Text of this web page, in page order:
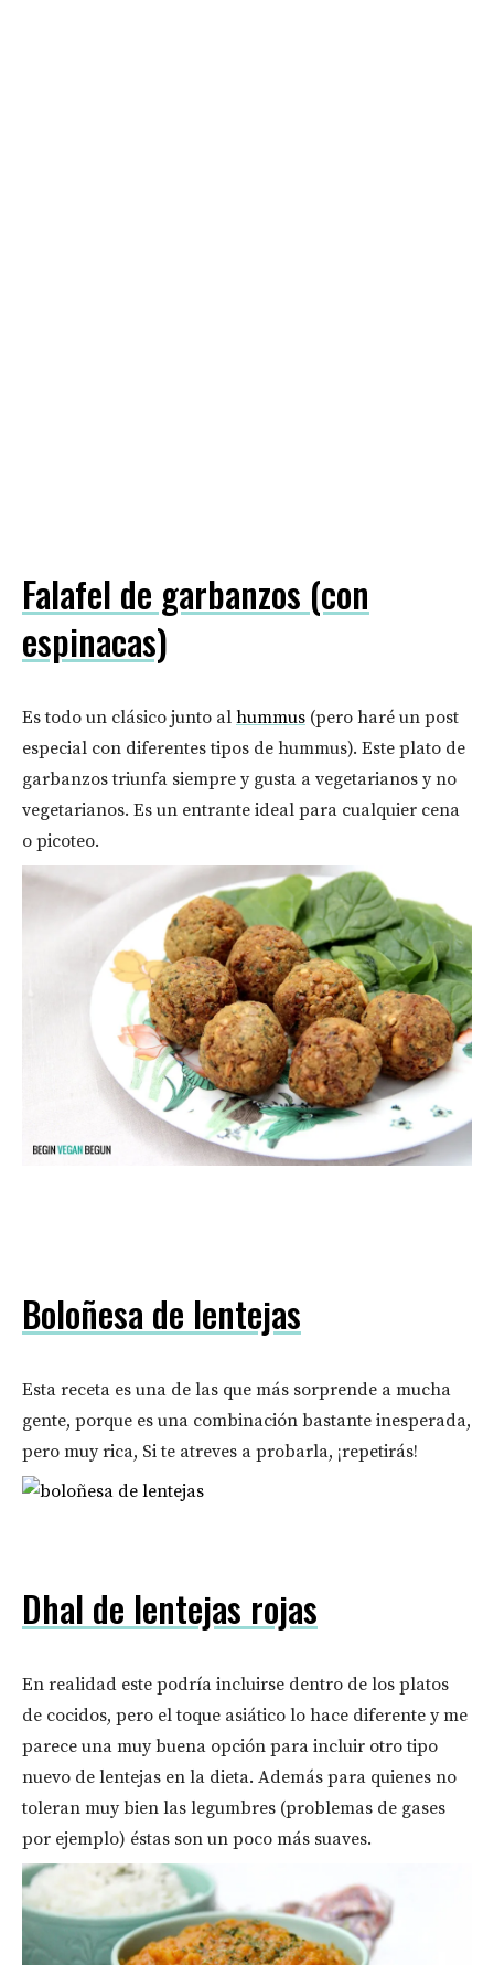
Falafel de garbanzos (con
espinacas)
Es todo un clásico junto al hummus (pero haré un post
especial con diferentes tipos de hummus). Este plato de
garbanzos triunfa siempre y gusta a vegetarianos y no
vegetarianos. Es un entrante ideal para cualquier cena
o picoteo.
Boloñesa de lentejas
Esta receta es una de las que más sorprende a mucha
gente, porque es una combinación bastante inesperada,
pero muy rica, Si te atreves a probarla, ¡repetirás!
Dhal de lentejas rojas
En realidad este podría incluirse dentro de los platos
de cocidos, pero el toque asiático lo hace diferente y me
parece una muy buena opción para incluir otro tipo
nuevo de lentejas en la dieta. Además para quienes no
toleran muy bien las legumbres (problemas de gases
por ejemplo) éstas son un poco más suaves.